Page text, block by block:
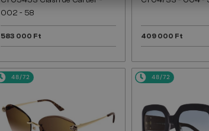
002 - 58
583 000 Ft 409 000 Ft
48/72 48/72